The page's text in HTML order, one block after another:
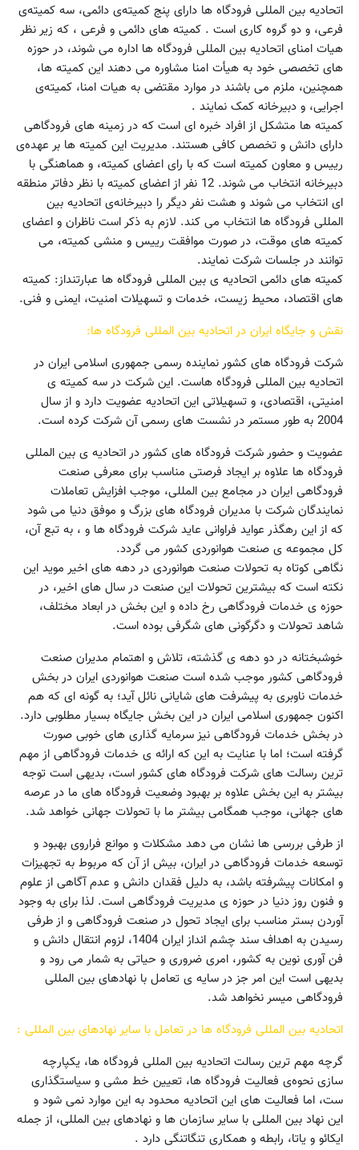
اتحادیه بین المللی فرودگاه ها دارای پنج کمیته‌ی دائمی، سه کمیته‌ی
فرعی، و دو گروه کاری است . کمیته های دائمی و فرعی ، که زیر نظر
هیات امنای اتحادیه بین المللی فرودگاه ها اداره می شوند، در حوزه
های تخصصی خود به هیأت امنا مشاوره می دهند این کمیته ها،
همچنین، ملزم می باشند در موارد مقتضی به هیات امنا، کمیته‌ی
اجرایی، و دبیرخانه کمک نمایند .
کمیته ها متشکل از افراد خبره ای است که در زمینه های فرودگاهی
دارای دانش و تخصص کافی هستند. مدیریت این کمیته ها بر عهده‌ی
رییس و معاون کمیته است که با رای اعضای کمیته، و هماهنگی با
دبیرخانه انتخاب می شوند. 12 نفر از اعضای کمیته با نظر دفاتر منطقه
ای انتخاب می شوند و هشت نفر دیگر را دبیرخانه‌ی اتحادیه بین
المللی فرودگاه ها انتخاب می کند. لازم به ذکر است ناظران و اعضای
کمیته های موقت، در صورت موافقت رییس و منشی کمیته، می
توانند در جلسات شرکت نمایند.
کمیته های دائمی اتحادیه ی بین المللی فرودگاه ها عبارتنداز: کمیته
های اقتصاد، محیط زیست، خدمات و تسهیلات امنیت، ایمنی و فنی.
نقش و جایگاه ایران در اتحادیه بین المللی فرودگاه ها:
شرکت فرودگاه های کشور نماینده رسمی جمهوری اسلامی ایران در
اتحادیه بین المللی فرودگاه هاست. این شرکت در سه کمیته ی
امنیتی، اقتصادی، و تسهیلاتی این اتحادیه عضویت دارد و از سال
2004 به طور مستمر در نشست های رسمی آن شرکت کرده است.
عضویت و حضور شرکت فرودگاه های کشور در اتحادیه ی بین المللی
فرودگاه ها علاوه بر ایجاد فرصتی مناسب برای معرفی صنعت
فرودگاهی ایران در مجامع بین المللی، موجب افزایش تعاملات
نمایندگان شرکت با مدیران فرودگاه های بزرگ و موفق دنیا می شود
که از این رهگذر عواید فراوانی عاید شرکت فرودگاه ها و ، به تبع آن،
کل مجموعه ی صنعت هوانوردی کشور می گردد.
نگاهی کوتاه به تحولات صنعت هوانوردی در دهه های اخیر موید این
نکته است که بیشترین تحولات این صنعت در سال های اخیر، در
حوزه ی خدمات فرودگاهی رخ داده و این بخش در ابعاد مختلف،
شاهد تحولات و دگرگونی های شگرفی بوده است.
خوشبختانه در دو دهه ی گذشته، تلاش و اهتمام مدیران صنعت
فرودگاهی کشور موجب شده است صنعت هوانوردی ایران در بخش
خدمات ناوبری به پیشرفت های شایانی نائل آید؛ به گونه ای که هم
اکنون جمهوری اسلامی ایران در این بخش جایگاه بسیار مطلوبی دارد.
در بخش خدمات فرودگاهی نیز سرمایه گذاری های خوبی صورت
گرفته است؛ اما با عنایت به این که ارائه ی خدمات فرودگاهی از مهم
ترین رسالت های شرکت فرودگاه های کشور است، بدیهی است توجه
بیشتر به این بخش علاوه بر بهبود وضعیت فرودگاه های ما در عرصه
های جهانی، موجب همگامی بیشتر ما با تحولات جهانی خواهد شد.
از طرفی بررسی ها نشان می دهد مشکلات و موانع فراروی بهبود و
توسعه خدمات فرودگاهی در ایران، بیش از آن که مربوط به تجهیزات
و امکانات پیشرفته باشد، به دلیل فقدان دانش و عدم آگاهی از علوم
و فنون روز دنیا در حوزه ی مدیریت فرودگاهی است. لذا برای به وجود
آوردن بستر مناسب برای ایجاد تحول در صنعت فرودگاهی و از طرفی
رسیدن به اهداف سند چشم انداز ایران 1404، لزوم انتقال دانش و
فن آوری نوین به کشور، امری ضروری و حیاتی به شمار می رود و
بدیهی است این امر جز در سایه ی تعامل با نهادهای بین المللی
فرودگاهی میسر نخواهد شد.
اتحادیه‌ بین المللی فرودگاه ها در تعامل با سایر نهادهای بین المللی :
گرچه مهم ترین رسالت اتحادیه بین المللی فرودگاه ها، یکپارچه
سازی نحوه‌ی فعالیت فرودگاه ها، تعیین خط مشی و سیاستگذاری
ست، اما فعالیت های این اتحادیه محدود به این موارد نمی شود و
این نهاد بین المللی با سایر سازمان ها و نهادهای بین المللی، از جمله
ایکائو و یاتا، رابطه و همکاری تنگاتنگی دارد .